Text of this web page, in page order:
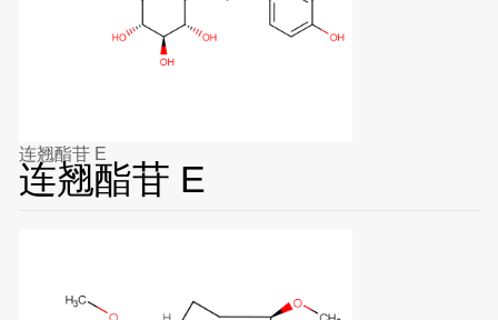
连翘酯苷 E
连翘酯苷 E